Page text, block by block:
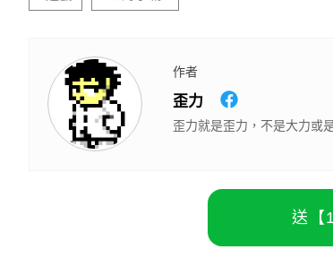
作者
歪力
歪力就是歪力，不是大力或
送【